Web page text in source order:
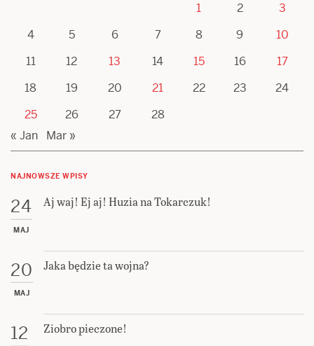
1 2
3
4
5 6 7 8 9
10
11
12 13 14 15 16
17
18
19 20 21 22 23
24
25
26 27
28
« Jan
Mar »
NAJNOWSZE WPISY
24
MAJ
Aj waj! Ej aj! Huzia na Tokarczuk!
20
MAJ
Jaka będzie ta wojna?
12 Ziobro pieczone!